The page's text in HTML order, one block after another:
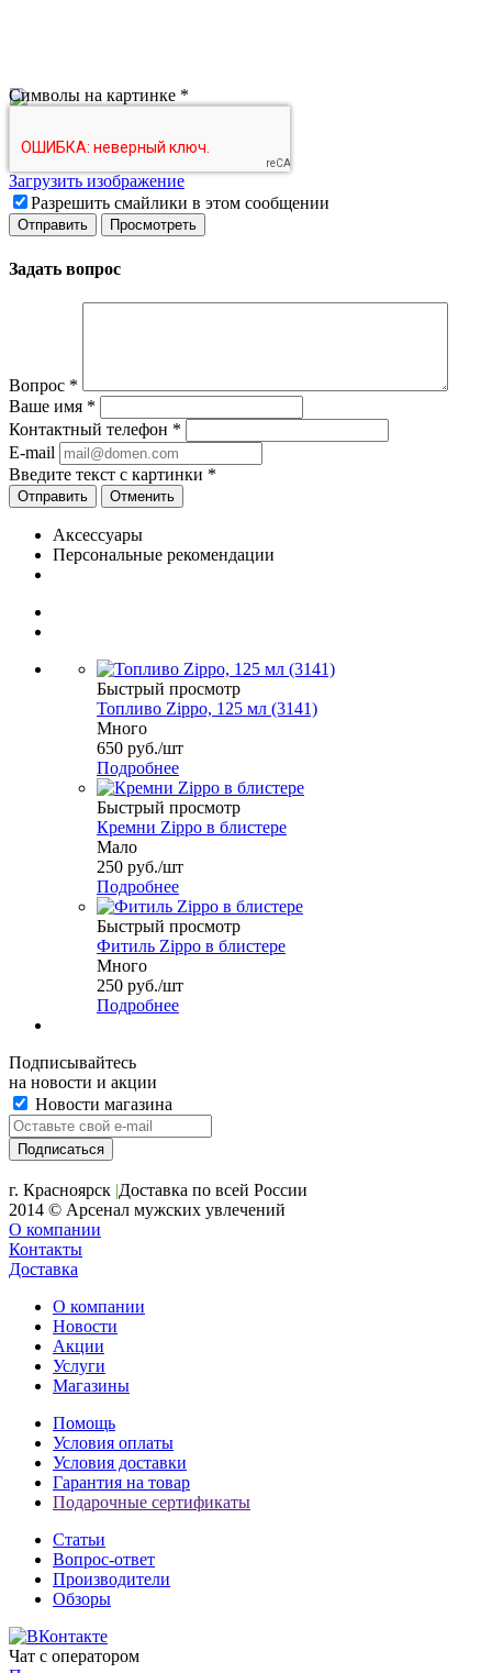
Символы на картинке *
Загрузить изображение
Разрешить смайлики в этом сообщении
Задать вопрос
Вопрос *
Ваше имя *
Контактный телефон *
E-mail
Введите текст с картинки *
Отменить
Аксессуары
Персональные рекомендации
Быстрый просмотр
Топливо Zippo, 125 мл (3141)
Много
650 руб./шт
Подробнее
Быстрый просмотр
Кремни Zippo в блистере
Мало
250 руб./шт
Подробнее
Быстрый просмотр
Фитиль Zippo в блистере
Много
250 руб./шт
Подробнее
Подписывайтесь
на новости и акции
Новости магазина
г. Красноярск |Доставка по всей России
2014 © Арсенал мужских увлечений
О компании
Контакты
Доставка
О компании
Новости
Акции
Услуги
Магазины
Помощь
Условия оплаты
Условия доставки
Гарантия на товар
Подарочные сертификаты
Статьи
Вопрос-ответ
Производители
Обзоры
Чат с оператором